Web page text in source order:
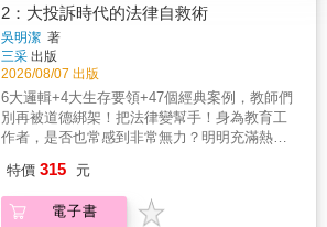
2：大投訴時代的法律自救術
吳明潔 著
三采 出版
2026/08/07 出版
6大邏輯+4大生存要領+47個經典案例，教師們
別再被道德綁架！把法律變幫手！身為教育工
作者，是否也常感到非常無力？明明充滿熱忱
時代」，家長像顧客、教師像服務業，連專業
的管教都變得綁手綁腳。甚至懷疑「教師」是
不是不能再當成畢生志業了？實際上，只要照
特價 315 元
電子書